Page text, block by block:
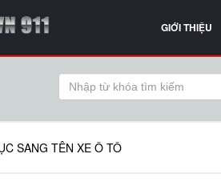
GIỚI THIỆU
SANG TÊN XE Ô TÔ